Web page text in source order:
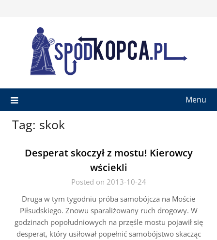
Menu
Tag: skok
Desperat skoczył z mostu! Kierowcy
wściekli
Posted on 2013-10-24
Druga w tym tygodniu próba samobójcza na Moście
Piłsudskiego. Znowu sparaliżowany ruch drogowy. W
godzinach popołudniowych na przęśle mostu pojawił się
desperat, który usiłował popełnić samobójstwo skacząc